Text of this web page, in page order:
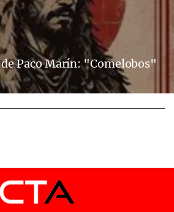
Paco Marín: "Comelobos"